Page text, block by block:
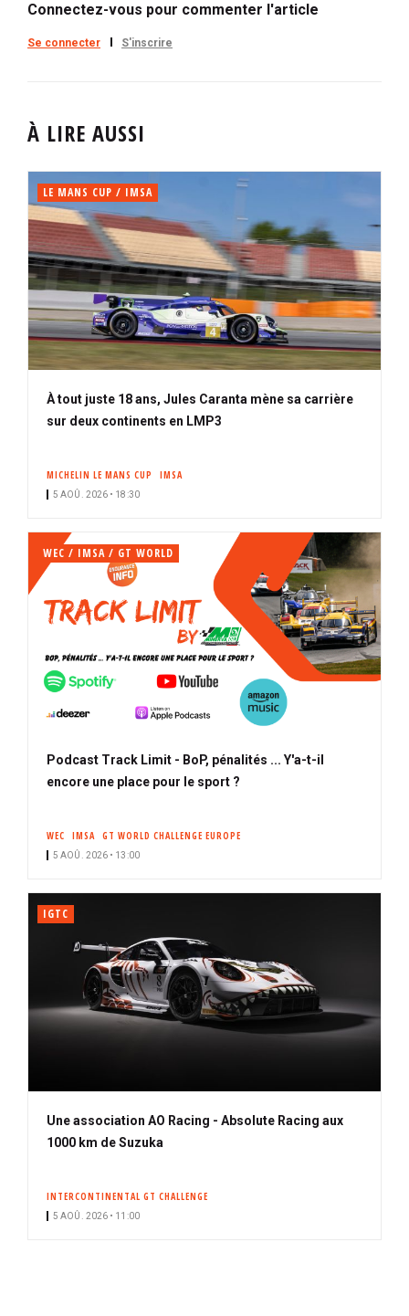
Connectez-vous pour commenter l'article
Se connecter S'inscrire
À LIRE AUSSI
LE MANS CUP / IMSA
À tout juste 18 ans, Jules Caranta mène sa carrière
sur deux continents en LMP3
MICHELIN LE MANS CUP IMSA
5 AOÛ. 2026 • 18:30
WEC / IMSA / GT WORLD
Podcast Track Limit - BoP, pénalités ... Y'a-t-il
encore une place pour le sport ?
WEC IMSA GT WORLD CHALLENGE EUROPE
5 AOÛ. 2026 • 13:00
IGTC
Une association AO Racing - Absolute Racing aux
1000 km de Suzuka
INTERCONTINENTAL GT CHALLENGE
5 AOÛ. 2026 • 11:00